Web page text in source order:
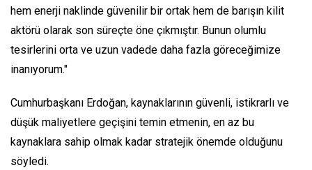
hem enerji naklinde güvenilir bir ortak hem de barışın kilit
aktörü olarak son süreçte öne çıkmıştır. Bunun olumlu
tesirlerini orta ve uzun vadede daha fazla göreceğimize
inanıyorum."
Cumhurbaşkanı Erdoğan, kaynaklarının güvenli, istikrarlı ve
düşük maliyetlere geçişini temin etmenin, en az bu
kaynaklara sahip olmak kadar stratejik önemde olduğunu
söyledi.